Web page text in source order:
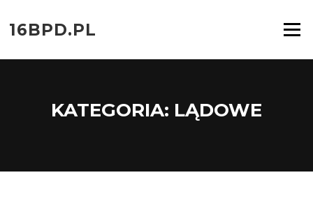
do
treści16BPD.PL Menu
KATEGORIA: LĄDOWE